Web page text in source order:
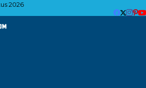
2026